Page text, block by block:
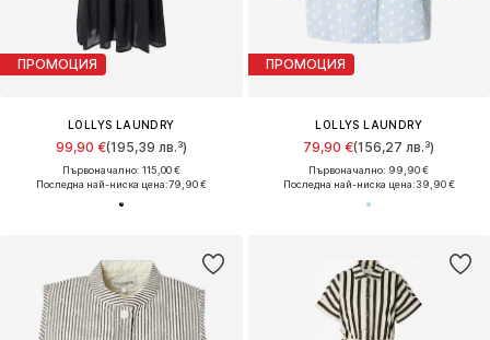
ПРОМОЦИЯ
LOLLYS LAUNDRY
99,90 €(195,39 лв.³)
Първоначално: 115,00 €
Последна най-ниска цена:79,90 €
ПРОМОЦИЯ
LOLLYS LAUNDRY
79,90 €(156,27 лв.³)
Първоначално: 99,90 €
Последна най-ниска цена:39,90 €